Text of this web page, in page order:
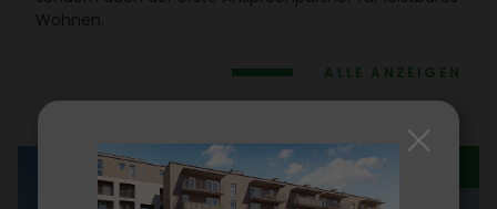
Wohnen.
ALLE ANZEIGEN
KURZ­FRISTIG BEZIEHBAR